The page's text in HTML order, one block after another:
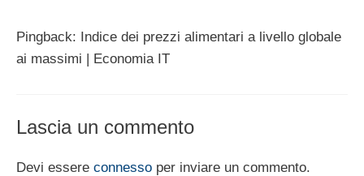
Pingback: Indice dei prezzi alimentari a livello globale
ai massimi | Economia IT
Lascia un commento
Devi essere connesso per inviare un commento.